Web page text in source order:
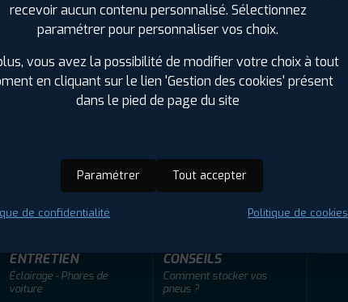
Offres d'emploi FAQ
ENTRETIEN
Éclairage - Phares de
voiture
CONSEILS
Comment stocker vos
pneus ?
recevoir aucun contenu personnalisé. Sélectionnez
paramétrer pour personnaliser vos choix.
vous avez la possibilité de modifier votre choix à tout
en cliquant sur le lien 'Gestion des cookies' présent
dans le pied de page du site
Paramétrer Tout accepter
de confidentialité Politique de cookies